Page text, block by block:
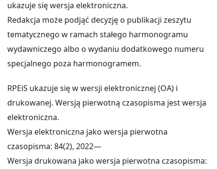
ukazuje się wersja elektroniczna.
Redakcja może podjąć decyzję o publikacji zeszytu
tematycznego w ramach stałego harmonogramu
wydawniczego albo o wydaniu dodatkowego numeru
specjalnego poza harmonogramem.
RPEiS ukazuje się w wersji elektronicznej (OA) i
drukowanej. Wersją pierwotną czasopisma jest wersja
elektroniczna.
Wersja elektroniczna jako wersja pierwotna
czasopisma: 84(2), 2022—
Wersja drukowana jako wersja pierwotna czasopisma: